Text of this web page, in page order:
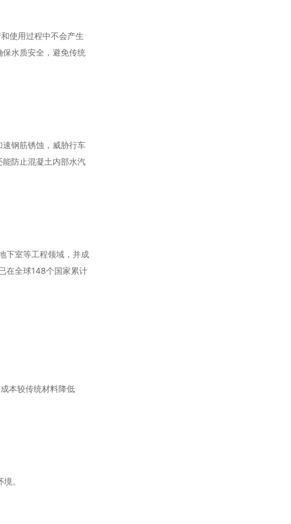
使用过程中不会产生
水质安全，避免传统
钢筋锈蚀，威胁行车
防止混凝土内部水汽
下室等工程领域，并成
在全球148个国家累计
本较传统材料降低
。